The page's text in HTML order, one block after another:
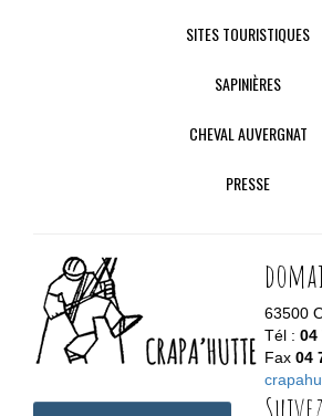
SITES TOURISTIQUES
SAPINIÈRES
CHEVAL AUVERGNAT
PRESSE
63500
Tél : 04
Fax 04